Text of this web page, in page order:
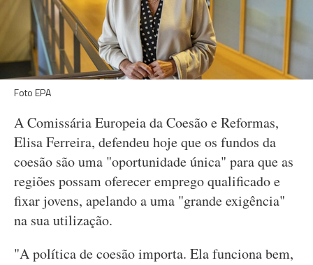
Foto EPA
A Comissária Europeia da Coesão e Reformas,
Elisa Ferreira, defendeu hoje que os fundos da
coesão são uma "oportunidade única" para que as
regiões possam oferecer emprego qualificado e
fixar jovens, apelando a uma "grande exigência"
na sua utilização.
"A política de coesão importa. Ela funciona bem,